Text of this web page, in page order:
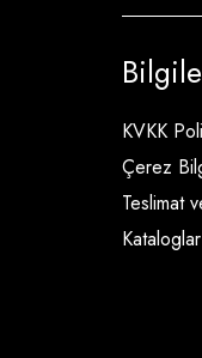
KVKK
Çerez
Teslimat
Kataloglar